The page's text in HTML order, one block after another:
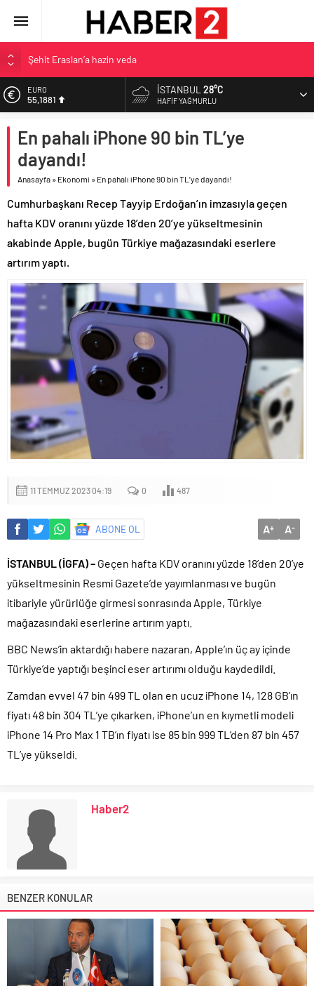
Şehit Eraslan’a hazin veda
Toprak Razgatlıoğlu Çekya’da ikinci oldu
Malatya’da Bakırcılar Çarşısı’na ilk kazma
İzmit Belediyesi’nden Tepeköy’de asfalt mesaisi
EURO
55,1881
6.660,55
BİST
13.779,39
47,7111
İSTANBUL28°C
HAFIF YAĞMURLU
En pahalı iPhone 90 bin TL’ye
dayandı!
Anasayfa » Ekonomi » En pahalı iPhone 90 bin TL’ye dayandı!
Cumhurbaşkanı Recep Tayyip Erdoğan’ın imzasıyla geçen
hafta KDV oranını yüzde 18’den 20’ye yükseltmesinin
akabinde Apple, bugün Türkiye mağazasındaki eserlere
artırım yaptı.
11 TEMMUZ 2023 04:19 0 487
ABONE OL A+ A-
İSTANBUL (İGFA) – Geçen hafta KDV oranını yüzde 18’den 20’ye
yükseltmesinin Resmi Gazete’de yayımlanması ve bugün
itibariyle yürürlüğe girmesi sonrasında Apple, Türkiye
mağazasındaki eserlerine artırım yaptı.
BBC News’in aktardığı habere nazaran, Apple’ın üç ay içinde
Türkiye’de yaptığı beşinci eser artırımı olduğu kaydedildi.
Zamdan evvel 47 bin 499 TL olan en ucuz iPhone 14, 128 GB’ın
fiyatı 48 bin 304 TL’ye çıkarken, iPhone’un en kıymetli modeli
iPhone 14 Pro Max 1 TB’ın fiyatı ise 85 bin 999 TL’den 87 bin 457
TL’ye yükseldi.
Haber2
BENZER KONULAR